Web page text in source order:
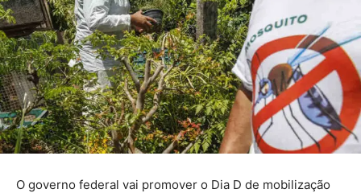
O governo federal vai promover o Dia D de mobilização